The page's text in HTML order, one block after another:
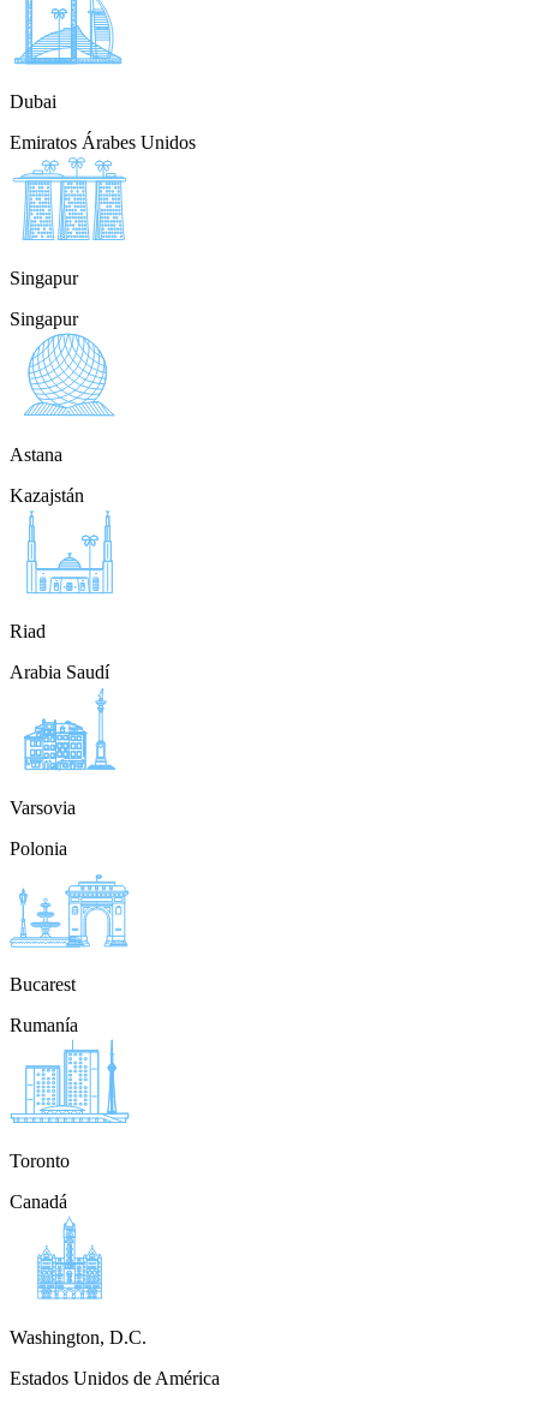
Dubai
Emiratos Árabes Unidos
Singapur
Singapur
Astana
Kazajstán
Riad
Arabia Saudí
Varsovia
Polonia
Bucarest
Rumanía
Toronto
Canadá
Washington, D.C.
Estados Unidos de América